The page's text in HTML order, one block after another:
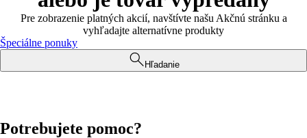
Pre zobrazenie platných akcií, navštívte našu Akčnú stránku a
vyhľadajte alternatívne produkty
Špeciálne ponuky
Hľadanie
Potrebujete pomoc?